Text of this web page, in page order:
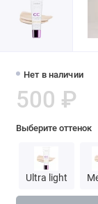
Нет в наличии
500 ₽
Выберите оттенок
Ultra light